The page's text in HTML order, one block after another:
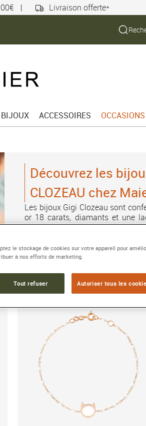
| Livraison offerte*
BIJOUX ACCESSOIRES OCCASIONS
Découvrez les
CLOZEAU chez
Les bijoux Gigi Clozeau sont
or 18 carats, diamants et une
Colliers, bracelets, et charms
le stockage de cookies sur votre appareil pour
à nos efforts de marketing.
Tout refuser Autoriser tous les